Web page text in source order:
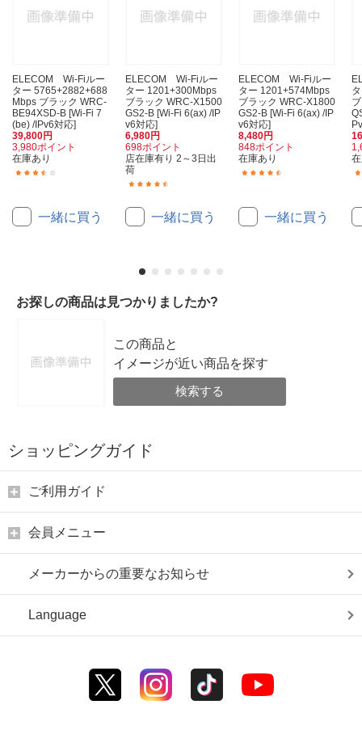
ELECOM Wi-Fiルー
ター 5765+2882+688
Mbps ブラック WRC-
BE94XSD-B [Wi-Fi 7
(be) /IPv6対応]
39,800円
3,980ポイント
在庫あり
一緒に買う
ELECOM Wi-Fiルー
ター 1201+300Mbps
ブラック WRC-X1500
GS2-B [Wi-Fi 6(ax) /IP
v6対応]
6,980円
698ポイント
店在庫有り 2～3日出
荷
一緒に買う
ELECOM Wi-Fiルー
ター 1201+574Mbps
ブラック WRC-X1800
GS2-B [Wi-Fi 6(ax) /IP
v6対応]
8,480円
848ポイント
在庫あり
一緒に買う
お探しの商品は見つかりましたか?
この商品と
イメージが近い商品を探す
検索する
ショッピングガイド
ご利用ガイド
会員メニュー
メーカーからの重要なお知らせ
Language